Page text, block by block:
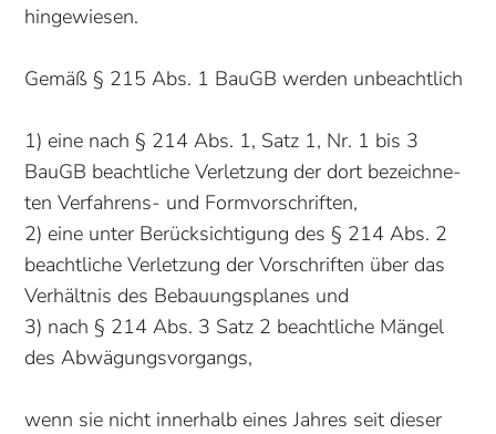
hingewiesen.
Gemäß § 215 Abs. 1 BauGB werden unbeachtlich
1) eine nach § 214 Abs. 1, Satz 1, Nr. 1 bis 3
BauGB beachtliche Verletzung der dort be­zeichne­
ten Verfahrens- und Formvorschriften,
2) eine unter Berücksichtigung des § 214 Abs. 2
beachtliche Verletzung der Vorschriften über das
Verhältnis des Bebauungsplanes und
3) nach § 214 Abs. 3 Satz 2 beachtliche Mängel
des Abwägungsvorgangs,
wenn sie nicht innerhalb eines Jahres seit dieser